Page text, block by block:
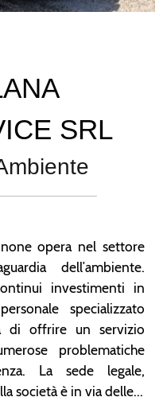
SRL
opera nel settore
dell′ambiente.
investimenti in
specializzato
di offrire un servizio
problematiche
La sede legale,
società è in via delle...